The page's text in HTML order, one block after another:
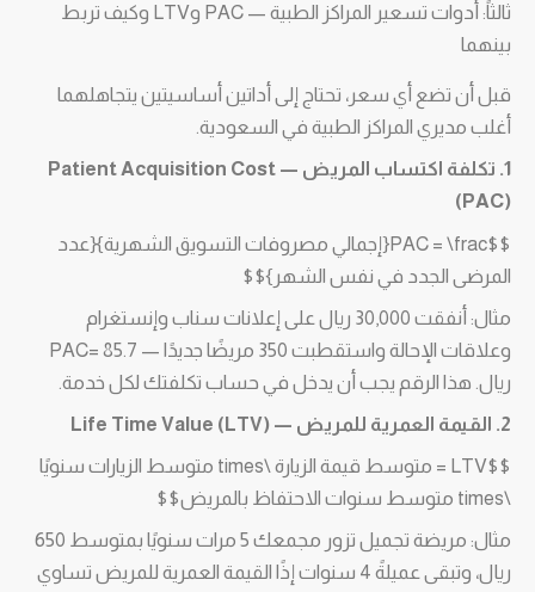
ثالثاً: أدوات تسعير المراكز الطبية — PAC وLTV وكيف تربط
بينهما
قبل أن تضع أي سعر، تحتاج إلى أداتين أساسيتين يتجاهلهما
أغلب مديري المراكز الطبية في السعودية.
1. تكلفة اكتساب المريض — Patient Acquisition Cost
(PAC)
$$PAC = \frac{إجمالي مصروفات التسويق الشهرية}{عدد
المرضى الجدد في نفس الشهر}$$
مثال: أنفقت 30,000 ريال على إعلانات سناب وإنستغرام
وعلاقات الإحالة واستقطبت 350 مريضًا جديدًا — PAC= 85.7
ريال. هذا الرقم يجب أن يدخل في حساب تكلفتك لكل خدمة.
2. القيمة العمرية للمريض — Life Time Value (LTV)
$$LTV = متوسط قيمة الزيارة \times متوسط الزيارات سنويًا
\times متوسط سنوات الاحتفاظ بالمريض$$
مثال: مريضة تجميل تزور مجمعك 5 مرات سنويًا بمتوسط 650
ريال، وتبقى عميلةً 4 سنوات إذًا القيمة العمرية للمريض تساوي